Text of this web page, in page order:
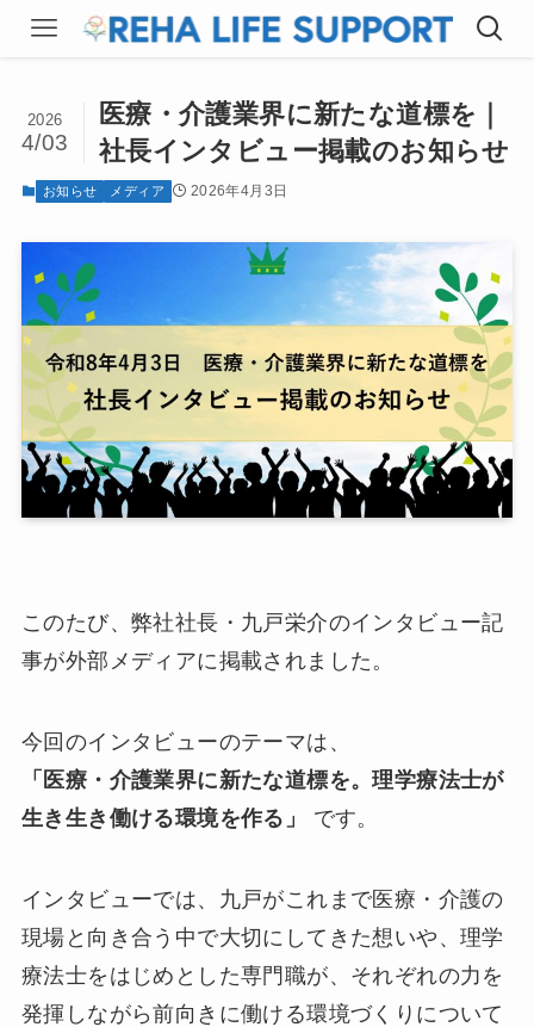
医療・介護業界に新たな道標を｜
社長インタビュー掲載のお知らせ
2026
4/03
お知らせ メディア 2026年4月3日
このたび、弊社社長・九戸栄介のインタビュー記
事が外部メディアに掲載されました。
今回のインタビューのテーマは、
「医療・介護業界に新たな道標を。理学療法士が
生き生き働ける環境を作る」
です。
インタビューでは、九戸がこれまで医療・介護の
現場と向き合う中で大切にしてきた想いや、理学
療法士をはじめとした専門職が、それぞれの力を
発揮しながら前向きに働ける環境づくりについて